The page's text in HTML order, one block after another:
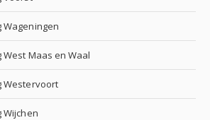
Maas en Waal
Westervoort
Wijchen